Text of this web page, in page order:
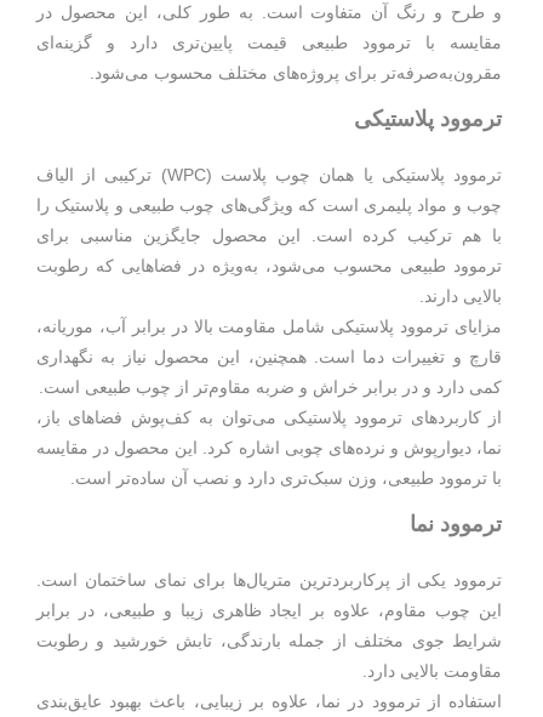
و طرح و رنگ آن متفاوت است. به طور کلی، این محصول در
مقایسه با ترموود طبیعی قیمت پایین‌تری دارد و گزینه‌ای
مقرون‌به‌صرفه‌تر برای پروژه‌های مختلف محسوب می‌شود.
ترموود پلاستیکی
ترموود پلاستیکی یا همان چوب پلاست (WPC) ترکیبی از الیاف
چوب و مواد پلیمری است که ویژگی‌های چوب طبیعی و پلاستیک را
با هم ترکیب کرده است. این محصول جایگزین مناسبی برای
ترموود طبیعی محسوب می‌شود، به‌ویژه در فضاهایی که رطوبت
بالایی دارند.
مزایای ترموود پلاستیکی شامل مقاومت بالا در برابر آب، موریانه،
قارچ و تغییرات دما است. همچنین، این محصول نیاز به نگهداری
کمی دارد و در برابر خراش و ضربه مقاوم‌تر از چوب طبیعی است.
از کاربردهای ترموود پلاستیکی می‌توان به کف‌پوش فضاهای باز،
نما، دیوارپوش و نرده‌های چوبی اشاره کرد. این محصول در مقایسه
با ترموود طبیعی، وزن سبک‌تری دارد و نصب آن ساده‌تر است.
ترموود نما
ترموود یکی از پرکاربردترین متریال‌ها برای نمای ساختمان است.
این چوب مقاوم، علاوه بر ایجاد ظاهری زیبا و طبیعی، در برابر
شرایط جوی مختلف از جمله بارندگی، تابش خورشید و رطوبت
مقاومت بالایی دارد.
استفاده از ترموود در نما، علاوه بر زیبایی، باعث بهبود عایق‌بندی